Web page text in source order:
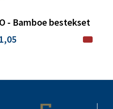
- Bamboe bestekset